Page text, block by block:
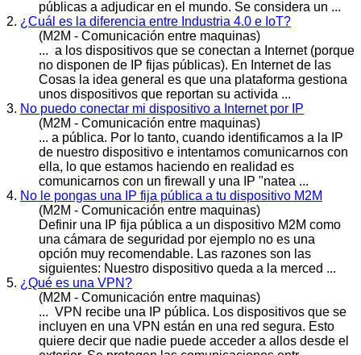
públicas a adjudicar en el mundo. Se considera un ...
2. ¿Cuál es la diferencia entre Industria 4.0 e IoT?
(M2M - Comunicación entre maquinas)
... a los dispositivos que se conectan a Internet (porque
no disponen de IP fijas públicas). En Internet de las
Cosas la idea general es que una plataforma gestiona
unos dispositivos que reportan su activida ...
3. No puedo conectar mi dispositivo a Internet por IP
(M2M - Comunicación entre maquinas)
... a pública. Por lo tanto, cuando identificamos a la IP
de nuestro dispositivo e intentamos comunicarnos con
ella, lo que estamos haciendo en realidad es
comunicarnos con un firewall y una IP "natea ...
4. No le pongas una IP fija pública a tu dispositivo M2M
(M2M - Comunicación entre maquinas)
Definir una IP fija pública a un dispositivo M2M como
una cámara de seguridad por ejemplo no es una
opción muy recomendable. Las razones son las
siguientes: Nuestro dispositivo queda a la merced ...
5. ¿Qué es una VPN?
(M2M - Comunicación entre maquinas)
... VPN recibe una IP pública. Los dispositivos que se
incluyen en una VPN están en una red segura. Esto
quiere decir que nadie puede acceder a allos desde el